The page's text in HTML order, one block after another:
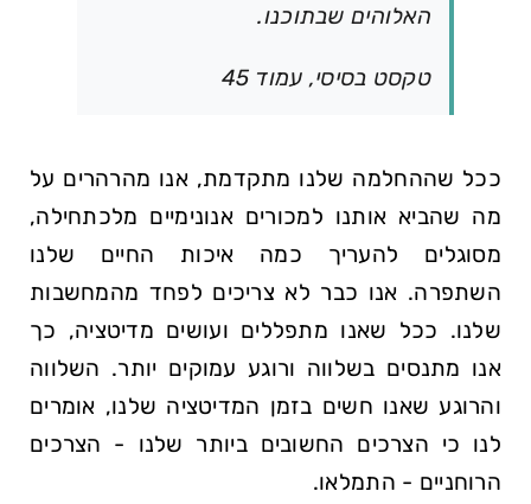
האלוהים שבתוכנו.
טקסט בסיסי, עמוד 45
ככל שההחלמה שלנו מתקדמת, אנו מהרהרים על
מה שהביא אותנו למכורים אנונימיים מלכתחילה,
מסוגלים להעריך כמה איכות החיים שלנו
השתפרה. אנו כבר לא צריכים לפחד מהמחשבות
שלנו. ככל שאנו מתפללים ועושים מדיטציה, כך
אנו מתנסים בשלווה ורוגע עמוקים יותר. השלווה
והרוגע שאנו חשים בזמן המדיטציה שלנו, אומרים
לנו כי הצרכים החשובים ביותר שלנו - הצרכים
הרוחניים - התמלאו.